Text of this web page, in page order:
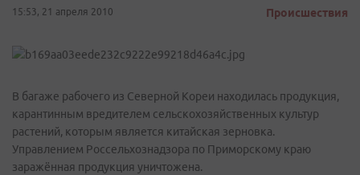
15:53, 21 апреля 2010 Происшествия
В багаже рабочего из Северной Кореи находилась продукция,
карантинным вредителем сельскохозяйственных культур
растений, которым является китайская зерновка.
Управлением Россельхознадзора по Приморскому краю
заражённая продукция уничтожена.